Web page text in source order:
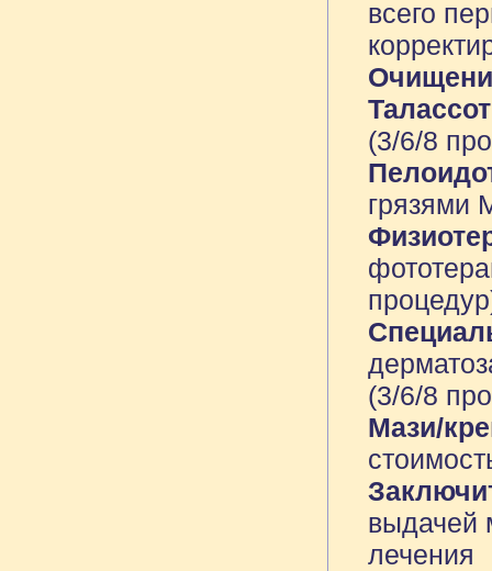
всего
(3/6/8
грязями
(3/6/8
Мази/
выдачей
лечения